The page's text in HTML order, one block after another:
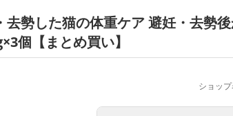
去勢した猫の体重ケア 避妊・去勢
個【まとめ買い】
ショッ